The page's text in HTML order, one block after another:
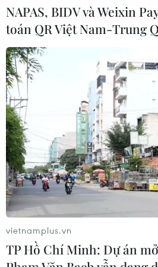
Tác phẩm điện ảnh “Mưa đỏ”
hành trình gắn kết chiến lược
Lào
03/08/2026 07:23
ASEAN thúc đẩy xây dựng cơ
trữ dầu mỏ khu vực
03/08/2026 04:28
Indonesia: Phà chở 271 người
cháy trên Biển Java, 41 người
02/08/2026 11:16
NAPAS, BIDV và Weixin
toán QR Việt Nam-Trung
vietnamplus.vn
TP Hồ Chí Minh: Dự án